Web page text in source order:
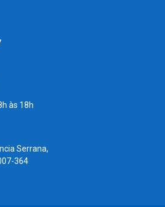
às 18h
Serrana,
364